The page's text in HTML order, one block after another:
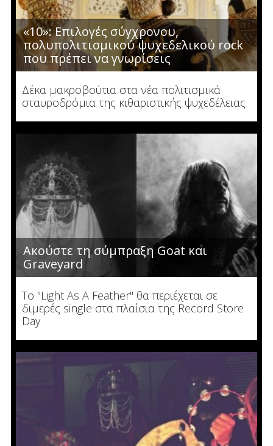
«10»: Επιλογές σύγχρονου,
πολυπολιτισμικού ψυχεδελικού rock
που πρέπει να γνωρίσεις
Δέκα μακροβούτια στα νέα πολιτισμικά
σταυροδρόμια της κιθαριστικής ψυχεδέλειας
Ακούστε τη σύμπραξη Goat και
Graveyard
Το "Light As A Feather" θα περιέχεται σε
διμερές single στα πλαίσια της Record Store
Day